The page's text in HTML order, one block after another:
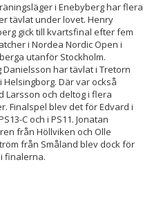
i Enebyberg har flera
tävlat under lovet. Henry
gick till kvartsfinal efter fem
i Nordea Nordic Open i
utanför Stockholm.
Danielsson har tävlat i Tretorn
Helsingborg. Där var också
Larsson och deltog i flera
Finalspel blev det för Edvard i
C och i PS11. Jonatan
från Höllviken och Olle
från Småland blev dock för
finalerna.